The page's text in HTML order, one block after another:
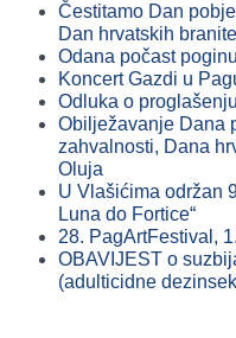
Čestitamo Dan
Dan hrvatskih
Odana počast
Koncert Gazdi u
Odluka o
Obilježavanje Dana
zahvalnosti, Dana
Oluja
U Vlašićima održan
Luna do Fortice“
28. PagArtFestival,
OBAVIJEST o
(adulticidne